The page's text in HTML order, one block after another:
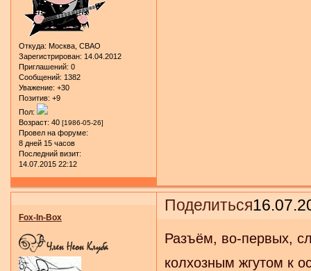
Откуда: Москва, СВАО
Зарегистрирован: 14.04.2012
Приглашений: 0
Сообщений: 1382
Уважение: +30
Позитив: +9
Пол:
Возраст: 40 [1986-05-26]
Провел на форуме:
8 дней 15 часов
Последний визит:
14.07.2015 22:12
Поделиться
Fox-In-Box
Разъём, во-первых,
колхозным жгутом к